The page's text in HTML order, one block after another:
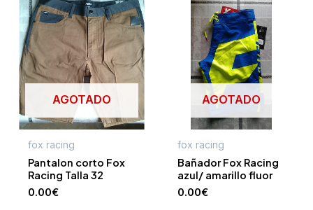
AGOTADO
fox racing
Pantalon corto Fox
Racing Talla 32
0.00€
AGOTADO
fox racing
Bañador Fox Racing
azul/ amarillo fluor
0.00€